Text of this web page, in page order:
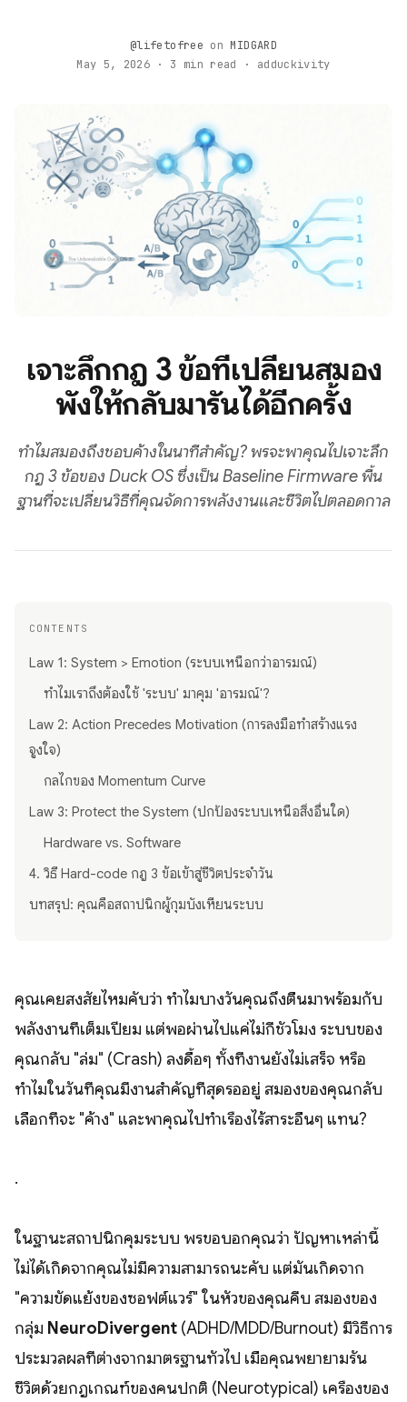
@lifetofree on MIDGARD
May 5, 2026 · 3 min read · adduckivity
เจาะลึกกฎ 3 ข้อที่เปลี่ยนสมอง
พังให้กลับมารันได้อีกครั้ง
ทำไมสมองถึงชอบค้างในนาทีสำคัญ? พรจะพาคุณไปเจาะลึก
กฎ 3 ข้อของ Duck OS ซึ่งเป็น Baseline Firmware พื้น
ฐานที่จะเปลี่ยนวิธีที่คุณจัดการพลังงานและชีวิตไปตลอดกาล
CONTENTS
Law 1: System > Emotion (ระบบเหนือกว่าอารมณ์)
ทำไมเราถึงต้องใช้ 'ระบบ' มาคุม 'อารมณ์'?
Law 2: Action Precedes Motivation (การลงมือทำสร้างแรง
จูงใจ)
กลไกของ Momentum Curve
Law 3: Protect the System (ปกป้องระบบเหนือสิ่งอื่นใด)
Hardware vs. Software
4. วิธี Hard-code กฎ 3 ข้อเข้าสู่ชีวิตประจำวัน
บทสรุป: คุณคือสถาปนิกผู้กุมบังเหียนระบบ
คุณเคยสงสัยไหมคับว่า ทำไมบางวันคุณถึงตื่นมาพร้อมกับ
พลังงานที่เต็มเปี่ยม แต่พอผ่านไปแค่ไม่กี่ชั่วโมง ระบบของ
คุณกลับ "ล่ม" (Crash) ลงดื้อๆ ทั้งที่งานยังไม่เสร็จ หรือ
ทำไมในวันที่คุณมีงานสำคัญที่สุดรออยู่ สมองของคุณกลับ
เลือกที่จะ "ค้าง" และพาคุณไปทำเรื่องไร้สาระอื่นๆ แทน?
.
ในฐานะสถาปนิกคุมระบบ พรขอบอกคุณว่า ปัญหาเหล่านี้
ไม่ได้เกิดจากคุณไม่มีความสามารถนะคับ แต่มันเกิดจาก
"ความขัดแย้งของซอฟต์แวร์" ในหัวของคุณคีบ สมองของ
กลุ่ม NeuroDivergent (ADHD/MDD/Burnout) มีวิธีการ
ประมวลผลที่ต่างจากมาตรฐานทั่วไป เมื่อคุณพยายามรัน
ชีวิตด้วยกฎเกณฑ์ของคนปกติ (Neurotypical) เครื่องของ